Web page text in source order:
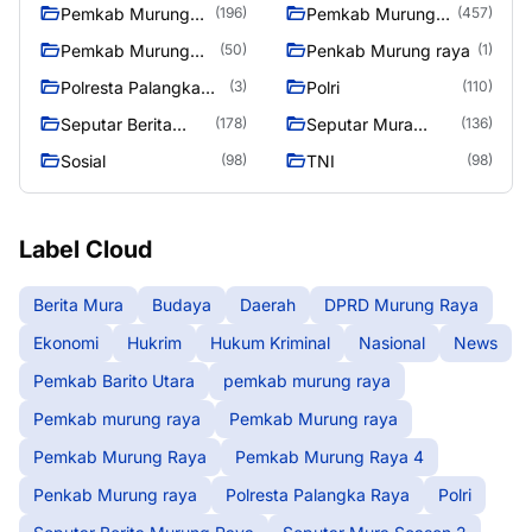
Pemkab Murung
(196)
Pemkab Murung
(457)
Pemkab Murung
(50) Penkab Murung raya (1)
Polresta Palangka
(3) Polri (110)
Seputar Berita
(178)
Seputar Mura
(136)
Sosial (98) TNI (98)
Label Cloud
Berita Mura Budaya Daerah
DPRD Murung Raya
Ekonomi
Hukrim Hukum Kriminal Nasional
News
Pemkab Barito Utara
pemkab murung raya
Pemkab murung raya
Pemkab Murung raya
Pemkab Murung Raya
Pemkab Murung Raya 4
Penkab Murung raya
Polresta Palangka Raya
Polri